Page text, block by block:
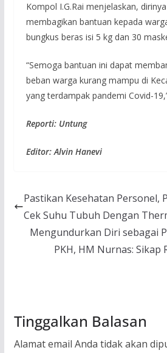
Kompol I.G.Rai menjelaskan,
membagikan bantuan kepada
bungkus beras isi 5 kg dan 30
“Semoga bantuan ini dapat
beban warga kurang mampu di
yang terdampak pandemi Covid-
Reporti: Untung
Editor: Alvin Hanevi
Pastikan Kesehatan Personel,
Cek Suhu Tubuh Dengan
Mengundurkan Diri sebagai
PKH, HM Nurnas: Sikap
Tinggalkan Balasan
Alamat email Anda tidak akan